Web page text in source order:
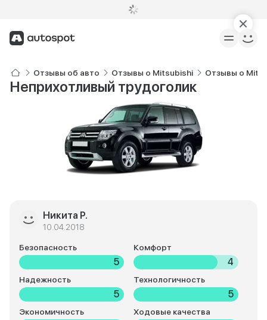
Отзывы об авто Отзывы о Mitsubishi Отзывы о
Неприхотливый трудоголик
Никита Р.
10.04.2018
Безопасность
5
Комфорт
4
Надежность
5
Технологичность
5
Экономичность Ходовые качества